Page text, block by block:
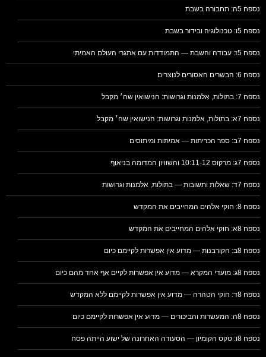
נספח 5ה: תחבורה בשבת
נספח 5ו: טכנולוגיה ובידור בשבת
נספח 5ז: עבודה והשבת — התמודדות עם אתגרי העולם האמיתי
נספח 6: הבשרים האסורים לנוצרים
נספח 7: בתולות, אלמנות וגרושות: הנישואין שה׳ מקבל
נספח 7א: בתולות, אלמנות וגרושות: הנישואין שה׳ מקבל
נספח 7ב: ספר הכריתות — אמיתות ומיתוסים
נספח 7ג: מרקוס 10:11-12 והשוויון המדומה בניאוף
נספח 7ד: שאלות ותשובות — בתולות, אלמנות וגרושות
נספח 8: חוקי אלהים המחייבים את המקדש
נספח 8א: חוקי אלהים המחייבים את המקדש
נספח 8ב: הקורבנות — מדוע אין אפשרות לקיימם כיום
נספח 8ג: מועדי המקרא — מדוע אין אפשרות לקיים אף אחד מהם כיום
נספח 8ד: חוקי הטהרה — מדוע אין אפשרות לקיימם ללא המקדש
נספח 8ה: המעשרות והביכורים — מדוע אין אפשרות לקיימם כיום
נספח 8ו: טקס הקומיון — הסעודה האחרונה של ישוע הייתה פסח